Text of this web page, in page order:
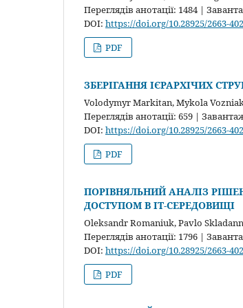
Переглядів анотації: 1484 |
DOI: https://doi.org/10.28925/2663-
PDF
ЗБЕРІГАННЯ ІЄРАРХІЧИХ
Volodymyr Markitan, Mykola
Переглядів анотації: 659 |
DOI: https://doi.org/10.28925/2663-
PDF
ПОРІВНЯЛЬНИЙ АНАЛІЗ
ДОСТУПОМ В ІТ-СЕРЕДОВИЩІ
Oleksandr Romaniuk, Pavlo
Переглядів анотації: 1796 |
DOI: https://doi.org/10.28925/2663-
PDF